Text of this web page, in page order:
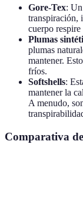
Gore-Tex:
transpiración,
cuerpo respire
Plumas
plumas
mantener.
fríos.
Softshells:
mantener la
A menudo,
Comparativa